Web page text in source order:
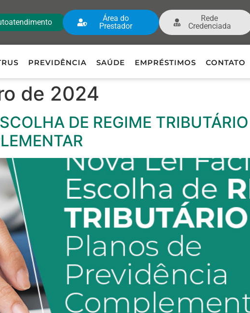
Área do
Prestador
Rede
Credenciada
PREVIDÊNCIA SAÚDE EMPRÉSTIMOS CONTATO
de 2024
DE REGIME